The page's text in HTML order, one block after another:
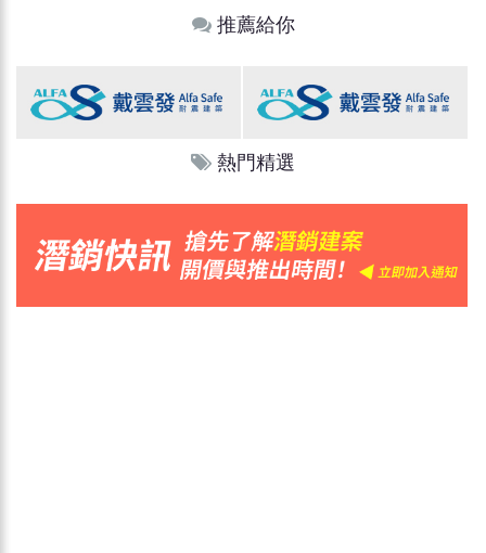
推薦給你
熱門精選